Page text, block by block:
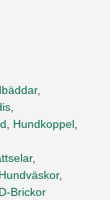
,
,
, Hundkoppel,
,
Hundväskor,
Brickor